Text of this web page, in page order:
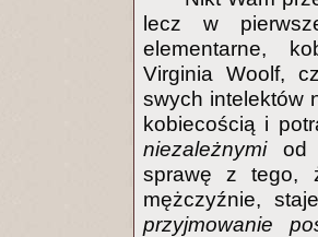
lecz w
elementarne,
Virginia Woolf,
swych intelektów
kobiecością i
niezależnymiod
sprawę z tego,
mężczyźnie,
przyjmowanie